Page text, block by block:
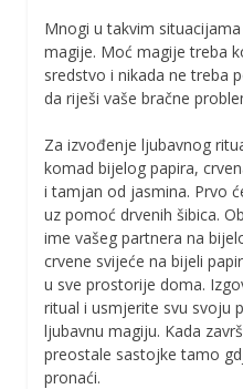
Mnogi u takvim
magije. Moć magije treba
sredstvo i nikada ne treba
da riješi vaše bračne
Za izvođenje ljubavnog
komad bijelog papira,
i tamjan od jasmina. Prvo
uz pomoć drvenih šibica.
ime vašeg partnera na
crvene svijeće na bijeli
u sve prostorije doma.
ritual i usmjerite svu svoju
ljubavnu magiju. Kada
preostale sastojke tamo
pronaći.